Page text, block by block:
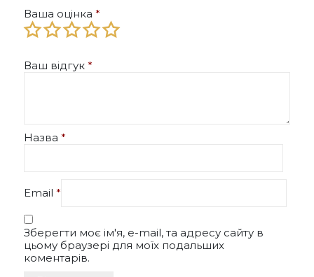
Ваша оцінка *
Ваш відгук *
Назва *
Email *
Зберегти моє ім'я, e-mail, та адресу сайту в
цьому браузері для моїх подальших
коментарів.